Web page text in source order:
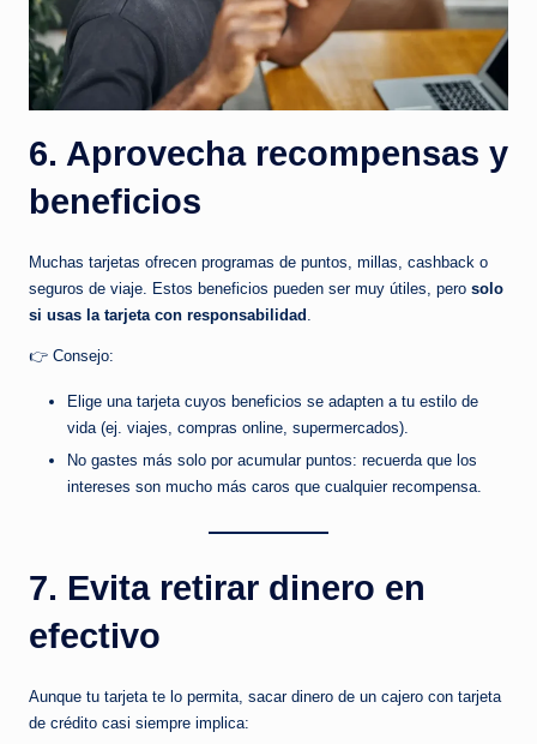
6. Aprovecha recompensas y
beneficios
Muchas tarjetas ofrecen programas de puntos, millas, cashback o
seguros de viaje. Estos beneficios pueden ser muy útiles, pero solo
si usas la tarjeta con responsabilidad .
👉 Consejo:
Elige una tarjeta cuyos beneficios se adapten a tu estilo de
vida (ej. viajes, compras online, supermercados).
No gastes más solo por acumular puntos: recuerda que los
intereses son mucho más caros que cualquier recompensa.
7. Evita retirar dinero en
efectivo
Aunque tu tarjeta te lo permita, sacar dinero de un cajero con tarjeta
de crédito casi siempre implica: